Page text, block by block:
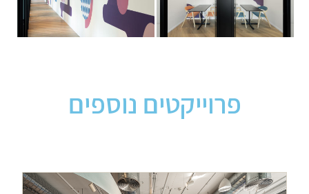
פרוייקטים נוספים